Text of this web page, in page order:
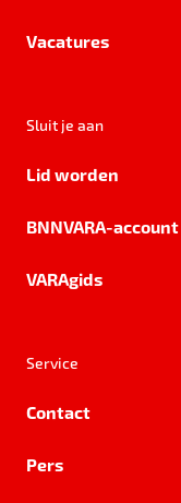
Vacatures
Sluit je aan
Lid worden
BNNVARA-account
VARAgids
Service
Contact
Pers